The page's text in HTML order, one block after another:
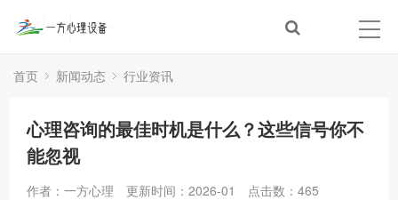
首页 新闻动态 行业资讯
心理咨询的最佳时机是什么？这些信号你不
能忽视
作者：一方心理 更新时间：2026-01 点击数： 465